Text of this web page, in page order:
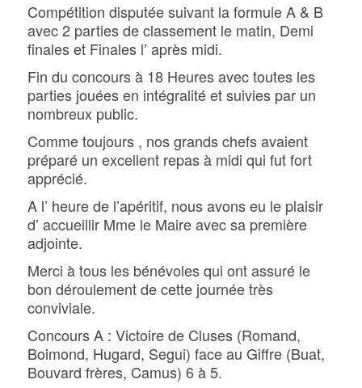
Compétition disputée suivant la formule A & B
avec 2 parties de classement le matin, Demi
finales et Finales l’ après midi.
Fin du concours à 18 Heures avec toutes les
parties jouées en intégralité et suivies par un
nombreux public.
Comme toujours , nos grands chefs avaient
préparé un excellent repas à midi qui fut fort
apprécié.
A l’ heure de l’apéritif, nous avons eu le plaisir
d’ accueillir Mme le Maire avec sa première
adjointe.
Merci à tous les bénévoles qui ont assuré le
bon déroulement de cette journée très
conviviale.
Concours A : Victoire de Cluses (Romand,
Boimond, Hugard, Segui) face au Giffre (Buat,
Bouvard frères, Camus) 6 à 5.